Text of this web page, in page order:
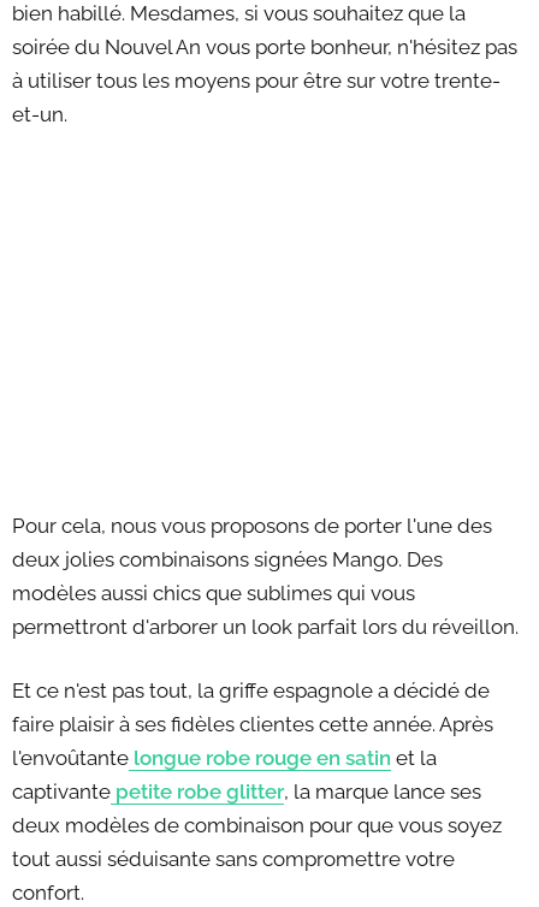
bien habillé. Mesdames, si vous souhaitez que la
soirée du Nouvel An vous porte bonheur, n'hésitez pas
à utiliser tous les moyens pour être sur votre trente-
et-un.
Pour cela, nous vous proposons de porter l'une des
deux jolies combinaisons signées Mango. Des
modèles aussi chics que sublimes qui vous
permettront d'arborer un look parfait lors du réveillon.
Et ce n'est pas tout, la griffe espagnole a décidé de
faire plaisir à ses fidèles clientes cette année. Après
l'envoûtante longue robe rouge en satin et la
captivante petite robe glitter, la marque lance ses
deux modèles de combinaison pour que vous soyez
tout aussi séduisante sans compromettre votre
confort.